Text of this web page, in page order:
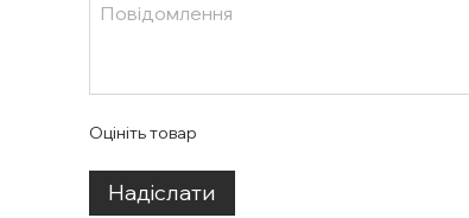
Оцініть товар
Надіслати